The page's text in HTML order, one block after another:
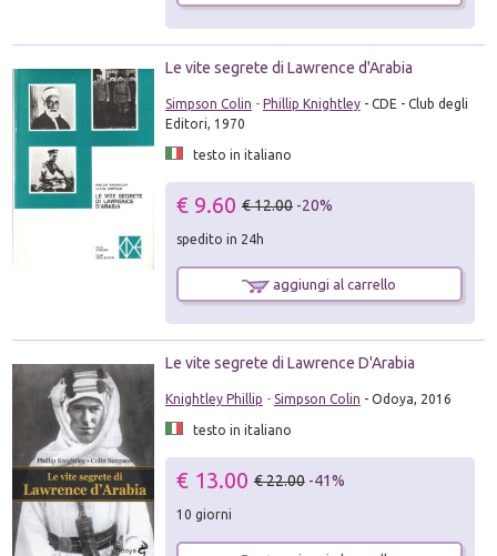
Le vite segrete di Lawrence d'Arabia
Simpson Colin - Phillip Knightley- CDE - Club degli
Editori, 1970
testo in italiano
€ 9.60 € 12.00 -20%
spedito in 24h
aggiungi al carrello
Le vite segrete di Lawrence D'Arabia
Knightley Phillip - Simpson Colin - Odoya, 2016
testo in italiano
€ 13.00 € 22.00 -41%
10 giorni